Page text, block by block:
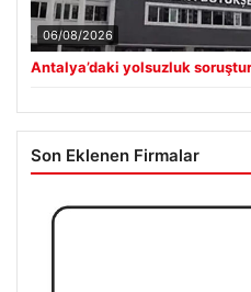
06/08/2026
Antalya’daki yolsuzluk
Son Eklenen Firmalar